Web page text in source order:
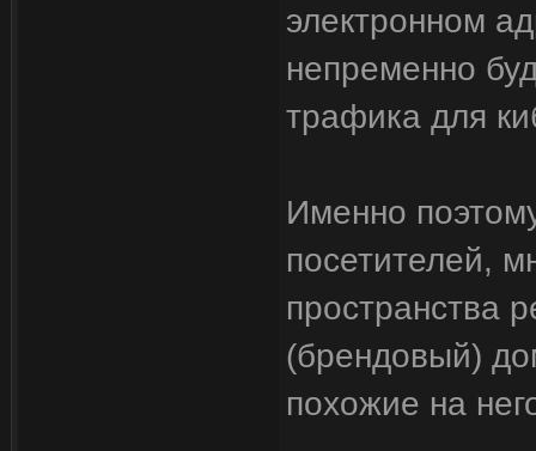
электронном
непременно
трафика для
Именно
посетителей,
пространства
(брендовый)
похожие на